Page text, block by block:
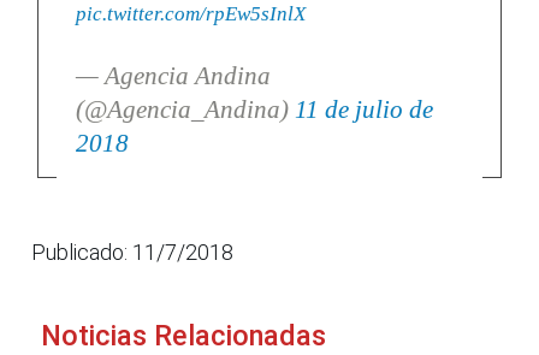
pic.twitter.com/rpEw5sInlX
— Agencia Andina
(@Agencia_Andina) 11 de julio de
2018
Publicado: 11/7/2018
Noticias Relacionadas